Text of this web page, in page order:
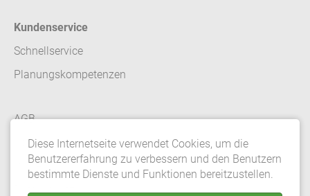
Kundenservice
Schnellservice
Planungskompetenzen
AGB
Kontakt
Impressum
Datenschutz
Diese Internetseite verwendet Cookies, um die
Benutzererfahrung zu verbessern und den Benutzern
bestimmte Dienste und Funktionen bereitzustellen.